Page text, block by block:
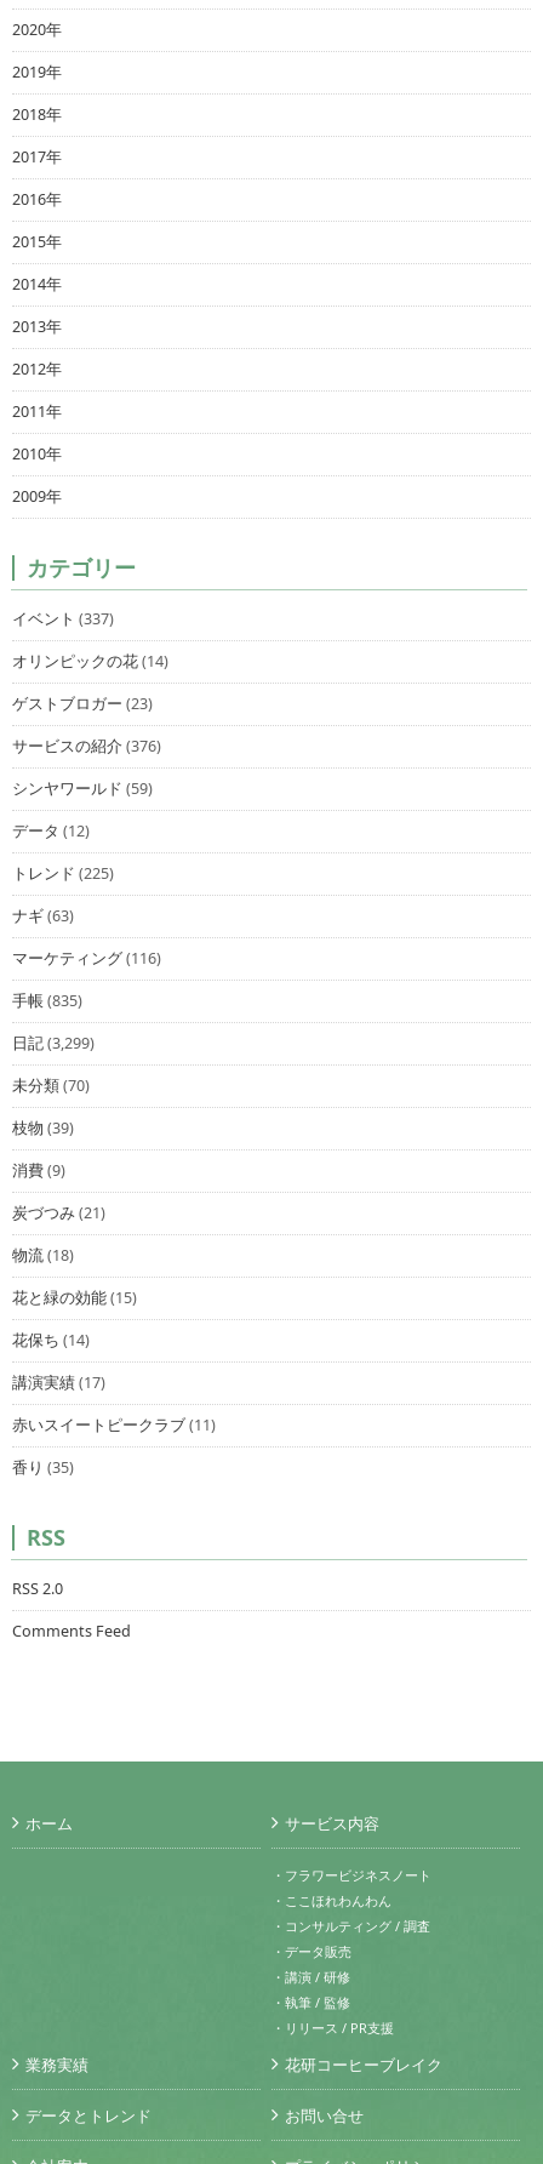
2020年
2019年
2018年
2017年
2016年
2015年
2014年
2013年
2012年
2011年
2010年
2009年
カテゴリー
イベント (337)
オリンピックの花(14)
ゲストブロガー (23)
サービスの紹介(376)
シンヤワールド (59)
データ (12)
トレンド (225)
ナギ(63)
マーケティング(116)
手帳(835)
日記(3,299)
未分類(70)
枝物 (39)
消費(9)
炭づつみ(21)
物流(18)
花と緑の効能(15)
花保ち (14)
講演実績(17)
赤いスイートピークラブ(11)
香り (35)
RSS
RSS 2.0
Comments Feed
ホーム サービス内容
・フラワービジネスノート
・ここほれわんわん
・コンサルティング / 調査
・データ販売
・講演 / 研修
・執筆 / 監修
・リリース / PR支援
業務実績
データとトレンド
花研コーヒーブレイク
お問い合せ